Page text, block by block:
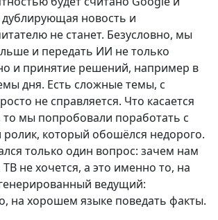
дублирующая новость и
не станет. Безусловно, мы
и передать ИИ не только
и принятие решений, например в
дня. Есть сложные темы, с
не справляется. Что касается
то мы попробовали поработать с
ролик, который обошёлся недорого.
только один вопрос: зачем нам
не хочется, а это именно то, на
ведущий:
на хорошем языке поведать факты.